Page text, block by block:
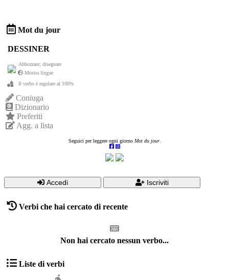
Mot du jour
DESSINER
Abbozzare; disegnare
Mostra lingue
Il verbo è regolare al 100%
Coniuga
Dizionario
Preferiti
Agg. a lista
Seguici per leggere ogni giorno Mot du jour.
Accedi Iscriviti
Verbi che hai cercato di recente
Non hai cercato nessun verbo...
Liste di verbi